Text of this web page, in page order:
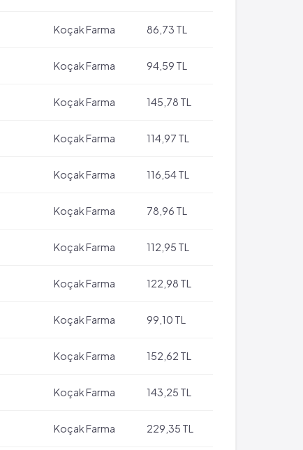
Koçak Farma 86,73 TL
Koçak Farma 94,59 TL
Koçak Farma 145,78 TL
Koçak Farma 114,97 TL
Koçak Farma 116,54 TL
Koçak Farma 78,96 TL
Koçak Farma 112,95 TL
Koçak Farma 122,98 TL
Koçak Farma 99,10 TL
Koçak Farma 152,62 TL
Koçak Farma 143,25 TL
Koçak Farma 229,35 TL